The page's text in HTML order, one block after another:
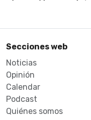
Secciones web
Noticias
Opinión
Calendar
Podcast
Quiénes somos